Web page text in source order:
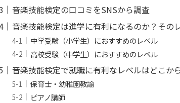
音楽技能検定の口コミをSNSから調査
音楽技能検定は進学に有利になるのか？その
中学受験（小学生）におすすめのレベル
高校受験（中学生）におすすめのレベル
音楽技能検定で就職に有利なレベルはどこか
保育士・幼稚園教諭
ピアノ講師